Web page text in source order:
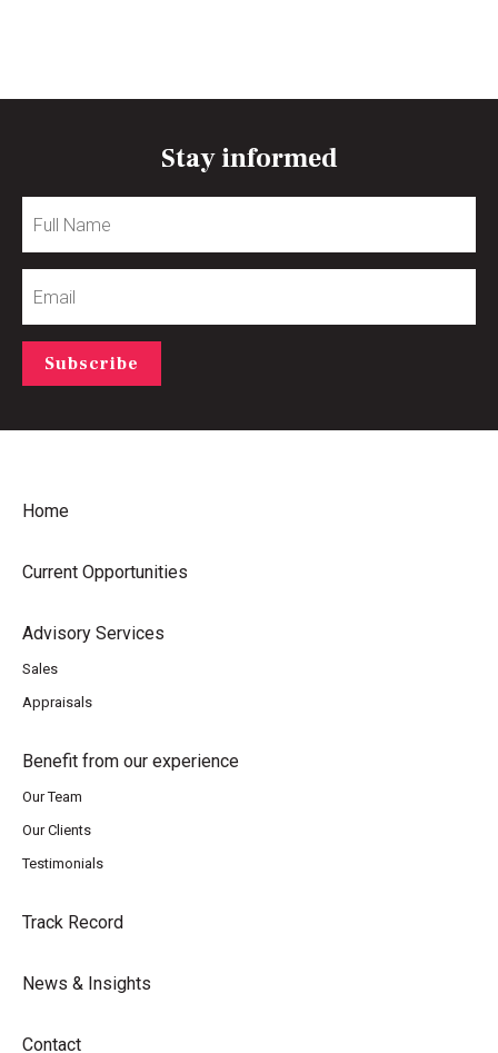
Stay informed
Name
Subscribe
Home
Current Opportunities
Advisory Services
Sales
Appraisals
Benefit from our experience
Our Team
Our Clients
Testimonials
Track Record
News & Insights
Contact